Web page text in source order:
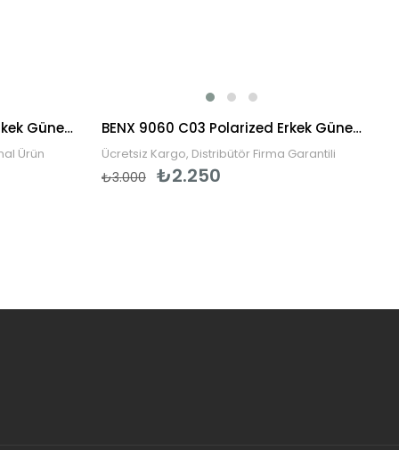
Persol PO3048S 95/31 58 Erkek Güneş Gözlüğü
Ürün
BENX 9060 C03 Polarized Erkek Güneş Gözlüğü
Ücretsiz Kargo, Distribütör Firma Garantili
₺2.250
₺3.000